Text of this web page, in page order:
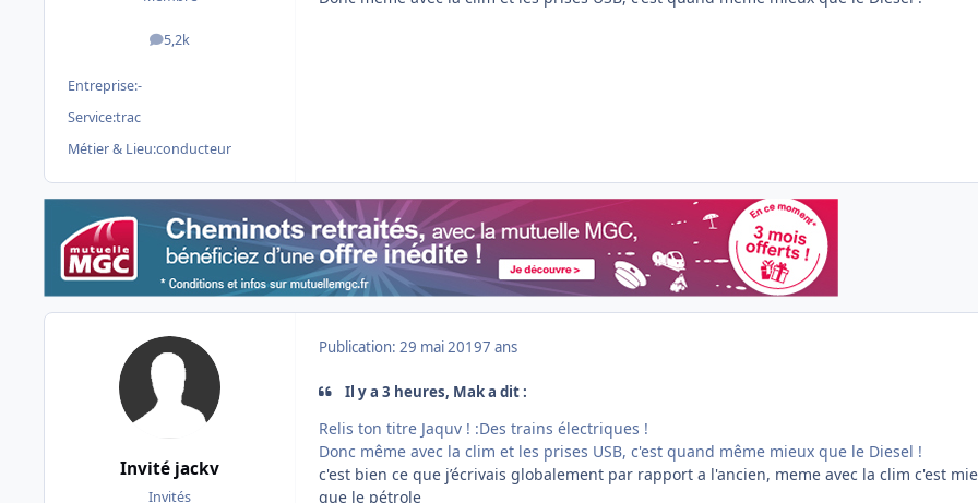
5,2k
messages
Entreprise:-
Service:trac
Métier & Lieu:conducteur
Invité jackv
Invités
Publication: 29 mai 20197 ans
Il y a 3 heures, Mak a dit :
Relis ton titre Jaquv ! :Des trains électriques !
Donc même avec la clim et les prises USB, c'est quand même mieux que le Diesel !
c'est bien ce que j’écrivais globalement par rapport a l'ancien, meme avec la clim c'est
que le pétrole